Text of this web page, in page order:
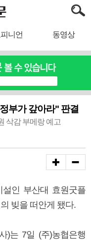
니언 동영상
부가 갚아라" 판결
삭감 부메랑 예고
인 부산대 효원굿플
빚을 떠안게 됐다.
)는 7일 (주)농협은행